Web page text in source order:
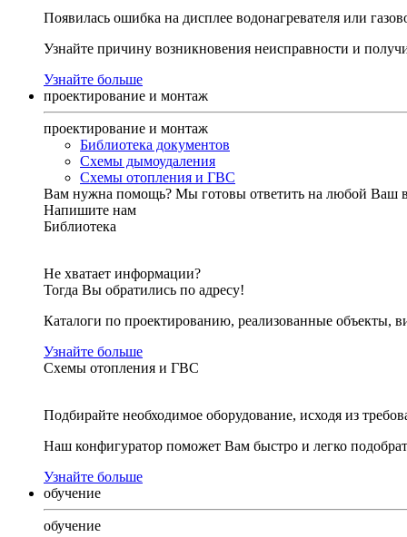
Появилась ошибка на дисплее водонагревателя или
Узнайте причину возникновения неисправности и
Узнайте больше
проектирование и монтаж
проектирование и монтаж
Библиотека документов
Схемы дымоудаления
Схемы отопления и ГВС
Вам нужна помощь? Мы готовы ответить на любой Ваш
Напишите нам
Библиотека
Не хватает информации?
Тогда Вы обратились по адресу!
Каталоги по проектированию, реализованные объекты,
Узнайте больше
Схемы отопления и ГВС
Подбирайте необходимое оборудование, исходя из
Наш конфигуратор поможет Вам быстро и легко
Узнайте больше
обучение
обучение